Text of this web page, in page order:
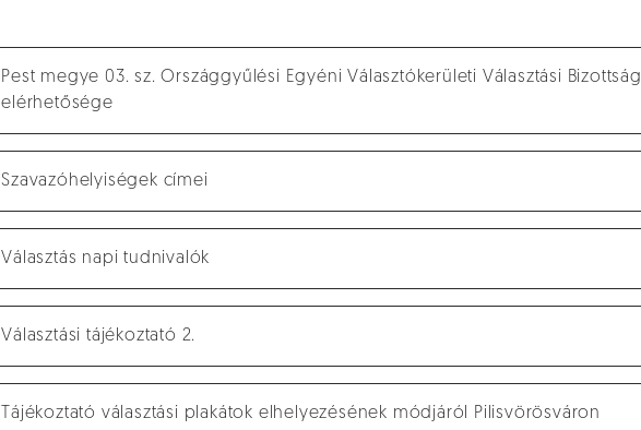
Pest megye 03. sz. Országgyűlési Egyéni Választókerületi Választási Bizottság
elérhetősége
Szavazóhelyiségek címei
Választás napi tudnivalók
Választási tájékoztató 2.
Tájékoztató választási plakátok elhelyezésének módjáról Pilisvörösváron